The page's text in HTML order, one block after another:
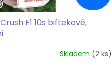
F1 10s biftekové,
Skladem (2 ks)